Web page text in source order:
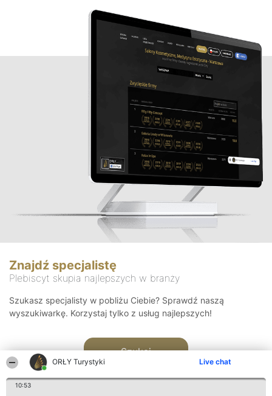
ORŁY Turystyki Live chat
10:53
Znajdź specjalistę
Plebiscyt skupia najlepszych w branży
Szukasz specjalisty w pobliżu Ciebie? Sprawdź naszą
wyszukiwarkę. Korzystaj tylko z usług najlepszych!
Szukaj